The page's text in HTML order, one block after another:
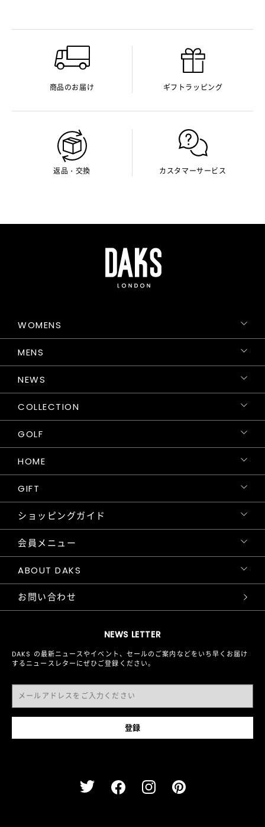
商品のお届け ギフトラッピング
返品・交換 カスタマーサービス
NEWS LETTER
DAKS の最新ニュースやイベント、セールのご案内などをいち早くお届け
するニュースレターにぜひご登録ください。
WOMENS
MENS
NEWS
COLLECTION
GOLF
HOME
GIFT
ショッピングガイド
会員メニュー
ABOUT DAKS
お問い合わせ